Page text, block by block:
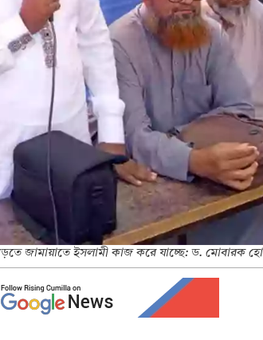
জামায়াতে ইসলামী কাজ করে যাচ্ছে: ড. মোবারক